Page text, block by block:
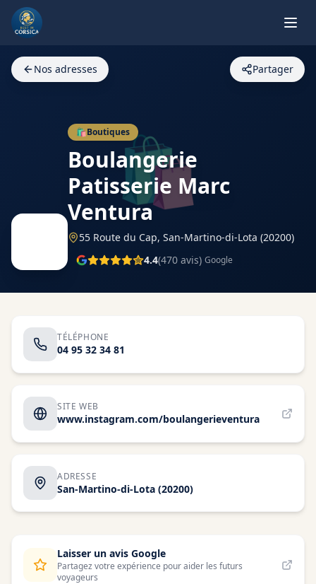
🛍️
Nos adresses Partager
🛍️Boutiques
Boulangerie
Patisserie Marc
Ventura
55 Route du Cap, San-Martino-di-Lota (20200)
4.4(470 avis) Google
TÉLÉPHONE
04 95 32 34 81
SITE WEB
www.instagram.com/boulangerieventura
ADRESSE
San-Martino-di-Lota (20200)
Laisser un avis Google
Partagez votre expérience pour aider les futurs
voyageurs